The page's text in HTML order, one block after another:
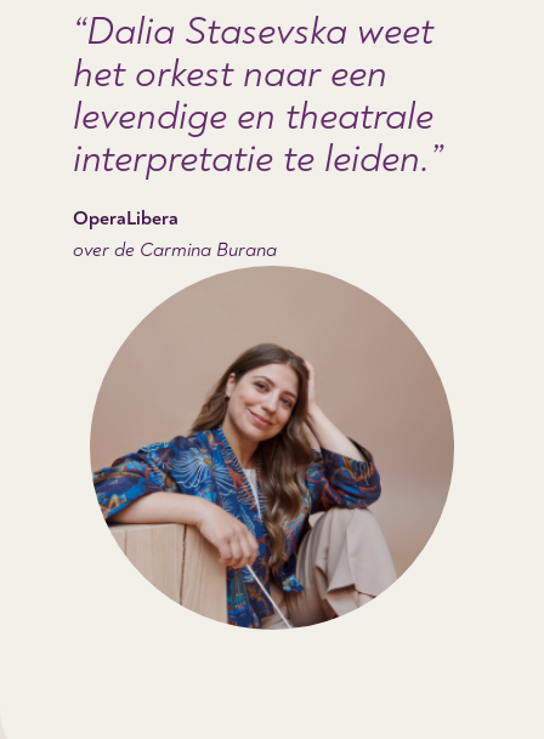
Dalia Stasevska weet
het orkest naar een
levendige en theatrale
interpretatie te leiden.
OperaLibera
over de Carmina Burana